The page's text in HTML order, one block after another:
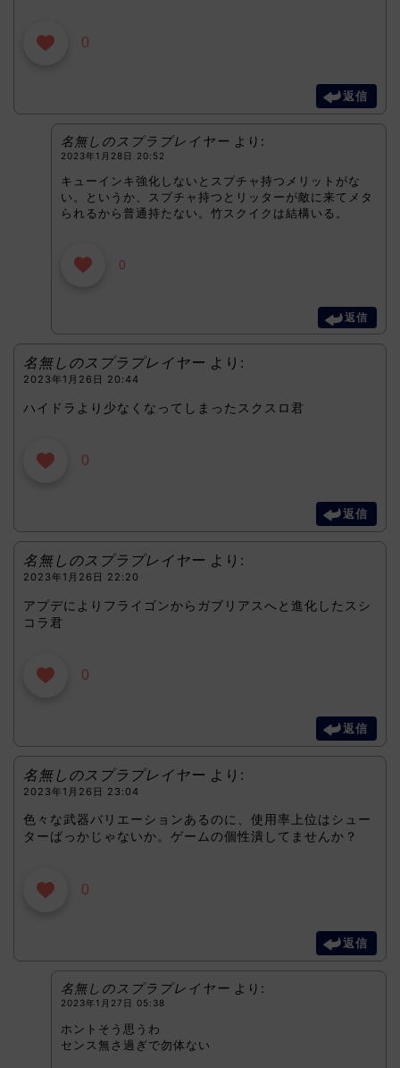
0
返信
名無しのスプラプレイヤー より:
2023年1月28日 20:52
キューインキ強化しないとスプチャ持つメリットがな
い。というか、スプチャ持つとリッターが敵に来てメタ
られるから普通持たない。竹スクイクは結構いる。
0
返信
名無しのスプラプレイヤー より:
2023年1月26日 20:44
ハイドラより少なくなってしまったスクスロ君
0
返信
名無しのスプラプレイヤー より:
2023年1月26日 22:20
アプデによりフライゴンからガブリアスへと進化したスシ
コラ君
0
返信
名無しのスプラプレイヤー より:
2023年1月26日 23:04
色々な武器バリエーションあるのに、使用率上位はシュー
ターばっかじゃないか。ゲームの個性潰してませんか？
0
返信
名無しのスプラプレイヤー より:
2023年1月27日 05:38
ホントそう思うわ
センス無さ過ぎで勿体ない